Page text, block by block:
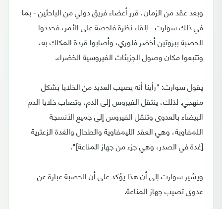
وبعد عقد من الزمان، قرر أعضاء فريق دولي من الباحثين - بما
في ذلك سوارت - إلقاء نظرة فاحصة على الأمر، فحددوا
الحصبة ببروتين أخضر فلوري، وأصابوا قردة المكاك به،
وتتبعوا مكان وصول الجزيئات الفيروسية الخضراء.
يقول سوارت: "رأينا أنه يصيب العديد من الخلايا بشكل
منهجي. لذلك، ينتقل الفيروس إلى الدم، وتصاب خلايا الدم
البيضاء بالعدوى وتنقل الفيروس إلى جميع الأنسجة
اللمفاوية، وهي العقد الليمفاوية والطحال والغدة الزعترية
[غدة في الصدر، وهي جزء من جهاز المناعة]".
ويشير سوارت إلى أن هذا يؤكد على أن الحصبة عبارة عن
عدوى تصيب جهاز المناعة.